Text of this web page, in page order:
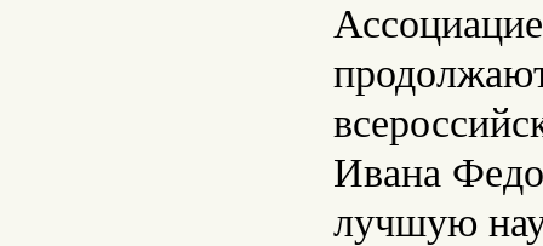
Ивана
лучшую